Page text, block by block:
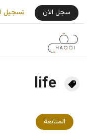
تجاوز إلى المحتوى الرئيسي
Login Menu
سجل الان تسجيل
life
المتابعة